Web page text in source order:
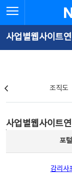
문
로
가
체
뉴
바
가
사업별웹사이트연
조직도
사업별웹사이트연
포털
감리사